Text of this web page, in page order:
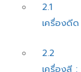
2.1
เครื่องดีด
2.2
เครื่องสี